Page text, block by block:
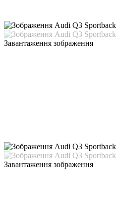
Завантаження зображення
Завантаження зображення